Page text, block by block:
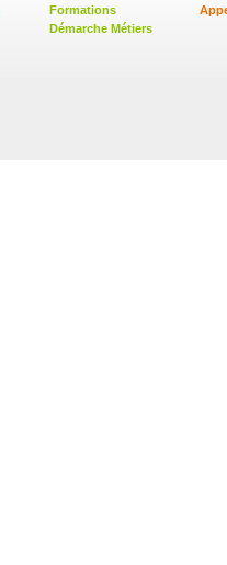
Formations
Démarche Métiers